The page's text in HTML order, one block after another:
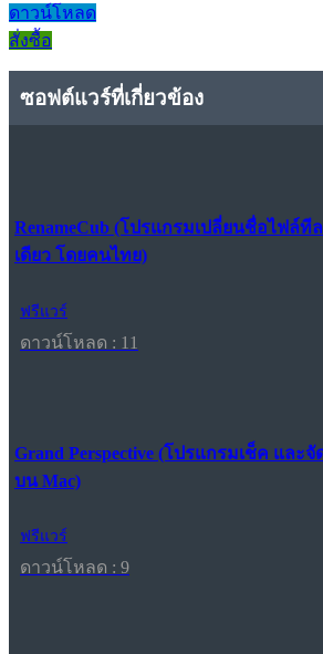
ดาวน์โหลด
สั่งซื้อ
ซอฟต์แวร์ที่เกี่ยวข้อง
RenameCub (โปรแกรมเปลี่ยนชื่อไฟล์ที
เดียว โดยคนไทย)
ฟรีแวร์
ดาวน์โหลด : 11
Grand Perspective (โปรแกรมเช็ค และ
บน Mac)
ฟรีแวร์
ดาวน์โหลด : 9